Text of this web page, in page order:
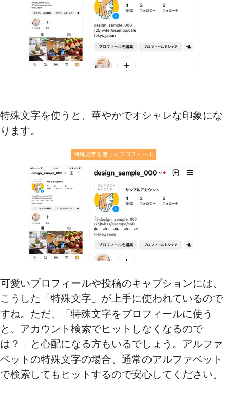
特殊文字を使うと、華やかでオシャレな印象にな
ります。
可愛いプロフィールや投稿のキャプションには、
こうした「特殊文字」が上手に使われているので
すね。ただ、「特殊文字をプロフィールに使う
と、アカウント検索でヒットしなくなるので
は？」と心配になる方もいるでしょう。アルファ
ベットの特殊文字の場合、通常のアルファベット
で検索してもヒットするので安心してください。